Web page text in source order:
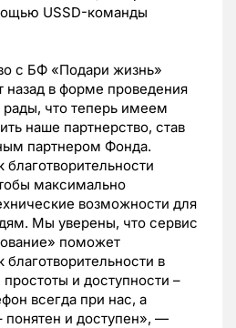
USSD-команды
с БФ «Подари жизнь»
назад в форме проведения
что теперь имеем
наше партнерство, став
партнером Фонда.
максимально
возможности для
Мы уверены, что сервис
поможет
благотворительности в
и доступности –
всегда при нас, а
и доступен», —